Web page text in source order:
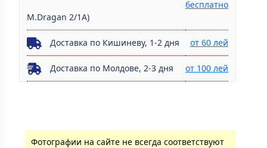
M.Dragan 2/1A)
бесплатно
Доставка по Кишиневу, 1-2 дня от 60 лей
Доставка по Молдове, 2-3 дня от 100 лей
Фотографии на сайте не всегда соответствуют